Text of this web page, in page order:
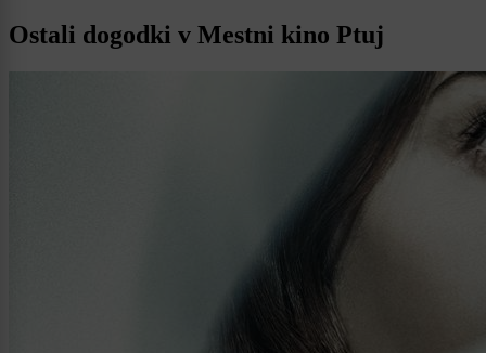
Ostali dogodki v Mestni kino Ptuj